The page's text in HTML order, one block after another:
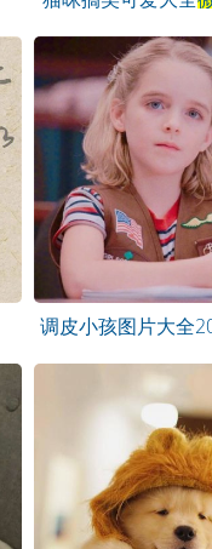
调皮小孩图片大全